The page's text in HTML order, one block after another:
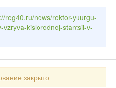
reg40.ru/news/rektor-yuurgu-
vzryva-kislorodnoj-stantsii-v-
закрыто